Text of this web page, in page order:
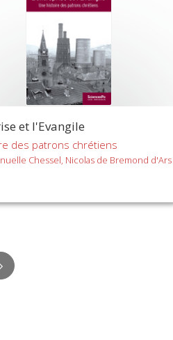
et l'Evangile
des patrons chrétiens
Chessel, Nicolas de Bremond d'Ars